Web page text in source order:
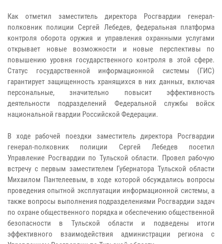
Как отметил заместитель директора Росгвардии генерал-
полковник полиции Сергей Лебедев, федеральная платформа
контроля оборота оружия и управления охранными услугами
открывает новые возможности и новые перспективы по
повышению уровня государственного контроля в этой сфере.
Статус государственной информационной системы (ГИС)
гарантирует защищенность хранящихся в них данных, включая
персональные, значительно повысит эффективность
деятельности подразделений Федеральной службы войск
национальной гвардии Российской Федерации.
В ходе рабочей поездки заместитель директора Росгвардии
генерал-полковник полиции Сергей Лебедев посетил
Управление Росгвардии по Тульской области. Провел рабочую
встречу с первым заместителем Губернатора Тульской области
Михаилом Пантелеевым, в ходе которой обсуждались вопросы
проведения опытной эксплуатации информационной системы, а
также вопросы выполнения подразделениями Росгвардии задач
по охране общественного порядка и обеспечению общественной
безопасности в Тульской области и подведены итоги
эффективного взаимодействия администрации региона с